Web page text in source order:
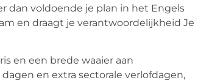
dan voldoende je plan in het Engels
en draagt je verantwoordelijkheid Je
en een brede waaier aan
en extra sectorale verlofdagen,